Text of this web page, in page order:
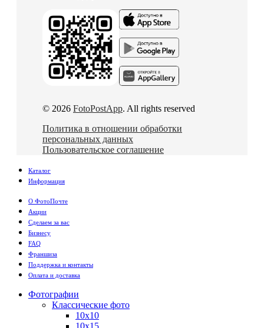
© 2026 FotoPostApp. All rights reserved
Политика в отношении обработки
персональных данных
Пользовательское соглашение
Каталог
Информация
О ФотоПочте
Акции
Сделаем за вас
Бизнесу
FAQ
Франшиза
Поддержка и контакты
Оплата и доставка
Фотографии
Классические фото
10х10
10х15